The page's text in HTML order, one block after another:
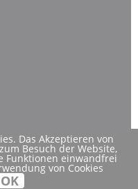
Das Akzeptieren von
Besuch der Website,
Funktionen einwandfrei
von Cookies
OK